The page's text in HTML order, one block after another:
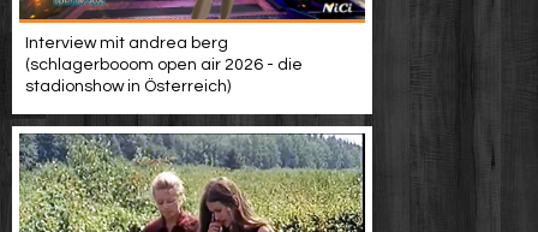
Interview mit andrea berg
(schlagerbooom open air 2026 - die
stadionshow in Österreich)